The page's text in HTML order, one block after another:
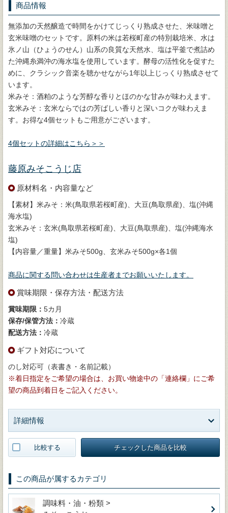
商品情報
無添加の天然醸造で時間をかけてじっくり熟成させた、米味噌と
玄米味噌のセットです。原料の米は若桜町産の特別栽培米、水は
氷ノ山（ひょうのせん）山系の良質な天然水、塩は平釜で煮詰め
た沖縄糸満沖の海水塩を使用しています。酵母の活性化を促すた
めに、クラシック音楽を聴かせながら1年以上じっくり熟成させて
います。
米みそ：酒粕のような芳醇な香りとほのかな甘みが味わえます。
玄米みそ：玄米ならではの芳ばしい香りと深いコクが味わえま
す。お得な4個セットもご用意がございます。
4個セットの詳細はこちら＞＞
藤原みそこうじ店
原材料名・内容量など
【素材】米みそ：米(鳥取県若桜町産)、大豆(鳥取県産)、塩(沖縄
海水塩)
玄米みそ：玄米(鳥取県若桜町産)、大豆(鳥取県産)、塩(沖縄海水
塩)
【内容量／重量】米みそ500g、玄米みそ500g×各1個
商品に関する問い合わせは生産者までお願いいたします。
賞味期限・保存方法・配送方法
賞味期限： 5カ月
保存/保管方法： 冷蔵
配送方法： 冷蔵
ギフト対応について
のし対応可（表書き・名前記載）
※着日指定をご希望の場合は、お買い物途中の「連絡欄」にご希
望の商品到着日をご記入ください。
詳細情報
比較する チェックした商品を比較
この商品が属するカテゴリ
調味料・油・粉類 >